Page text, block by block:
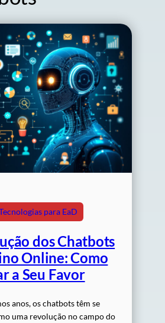
para EaD
dos Chatbots
Online: Como
a Seu Favor
anos, os chatbots têm se
uma revolução no campo do